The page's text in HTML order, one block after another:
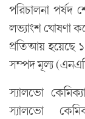
পরিচালনা পর্ষদ
লভ্যাংশ ঘোষণা
প্রতিআয় হয়েছে
সম্পদ মূল্য
স্যালভো
স্যালভো